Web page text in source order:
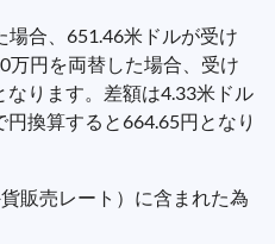
合、651.46米ドルが受け
万円を両替した場合、受け
ります。差額は4.33米ドル
換算すると664.65円となり
販売レート）に含まれた為